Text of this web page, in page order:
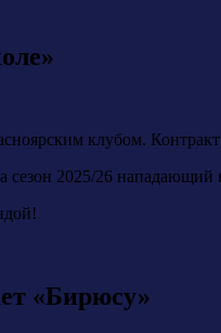
клубом.
сезон 2025/26
«Бирюсу»